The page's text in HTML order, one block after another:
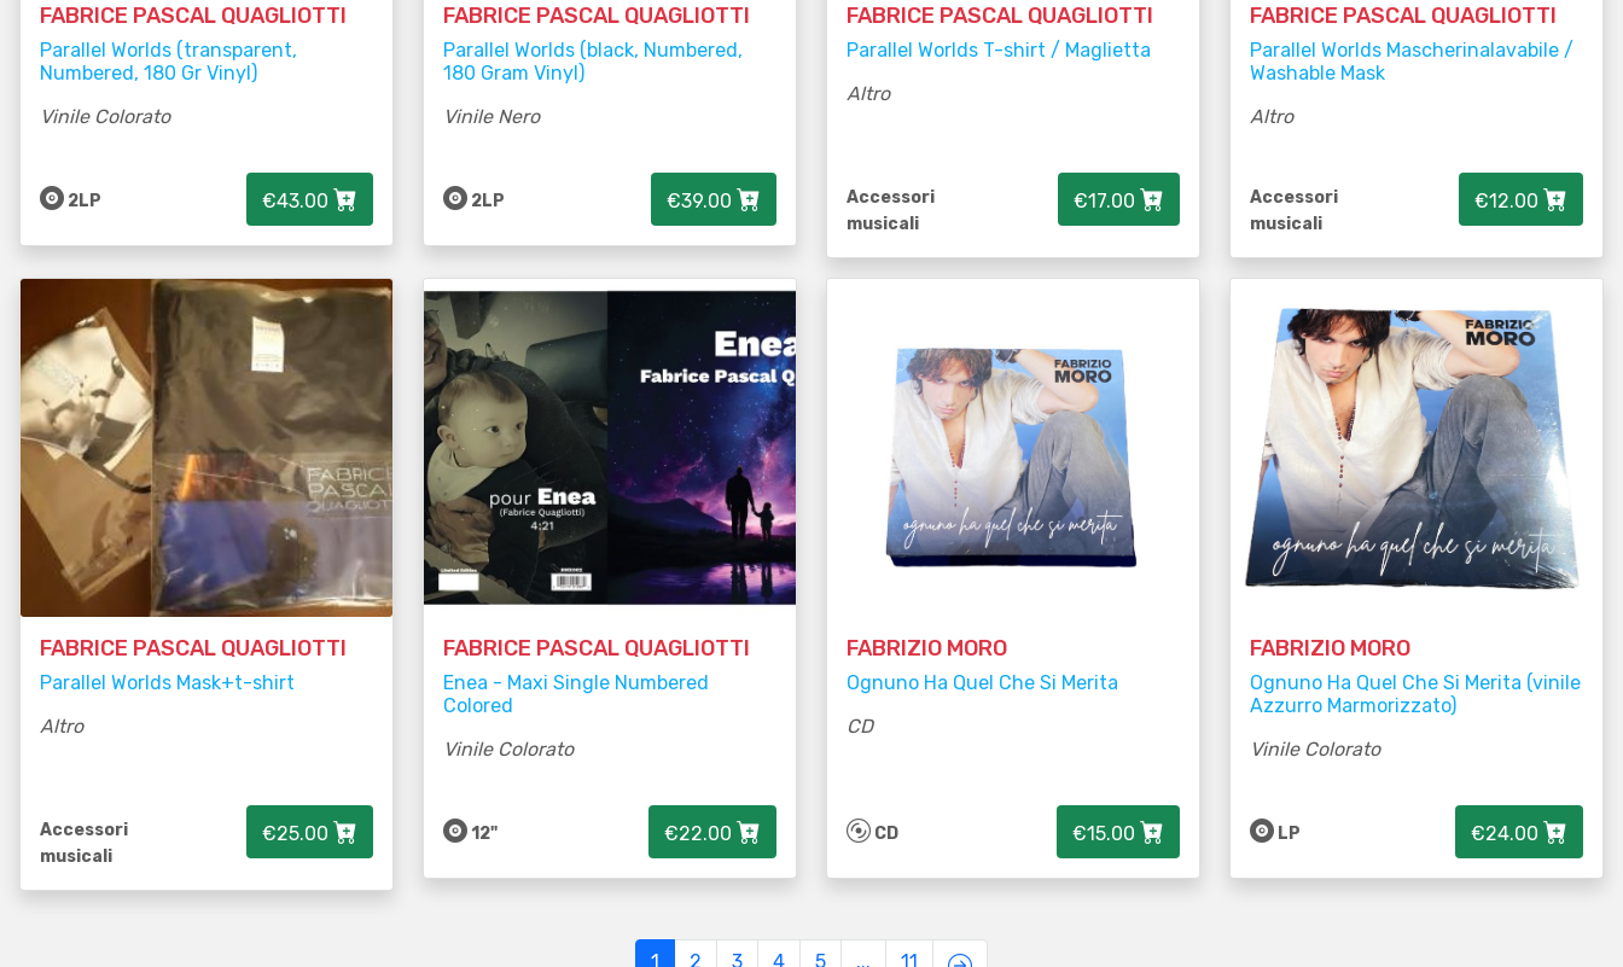
FABRICE PASCAL QUAGLIOTTI
Parallel Worlds (transparent,
Numbered, 180 Gr Vinyl)
Vinile Colorato
2LP €43.00
FABRICE PASCAL QUAGLIOTTI
Parallel Worlds (black, Numbered,
180 Gram Vinyl)
Vinile Nero
2LP €39.00
FABRICE PASCAL QUAGLIOTTI
Parallel Worlds T-shirt / Maglietta
Altro
Accessori
musicali
€17.00
FABRICE PASCAL QUAGLIOTTI
Parallel Worlds Mascherinalavabile /
Washable Mask
Altro
Accessori
musicali
€12.00
FABRICE PASCAL QUAGLIOTTI
Parallel Worlds Mask+t-shirt
Altro
Accessori
musicali
€25.00
FABRICE PASCAL QUAGLIOTTI
Enea - Maxi Single Numbered
Colored
Vinile Colorato
12" €22.00
FABRIZIO MORO
Ognuno Ha Quel Che Si Merita
CD
CD €15.00
FABRIZIO MORO
Ognuno Ha Quel Che Si Merita (vinile
Azzurro Marmorizzato)
Vinile Colorato
LP €24.00
1 2 3 4 5 ... 11